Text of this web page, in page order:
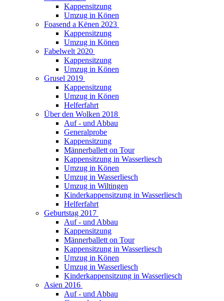
Kappensitzung
Umzug in Könen
Foasend a Kënen 2023
Kappensitzung
Umzug in Könen
Fabelwelt 2020
Kappensitzung
Umzug in Könen
Grusel 2019
Kappensitzung
Umzug in Könen
Helferfahrt
Über den Wolken 2018
Auf - und Abbau
Generalprobe
Kappensitzung
Männerballett on Tour
Kappensitzung in Wasserliesch
Umzug in Könen
Umzug in Wasserliesch
Umzug in Wiltingen
Kinderkappensitzung in Wasserliesch
Helferfahrt
Geburtstag 2017
Auf - und Abbau
Kappensitzung
Männerballett on Tour
Kappensitzung in Wasserliesch
Umzug in Könen
Umzug in Wasserliesch
Kinderkappensitzung in Wasserliesch
Asien 2016
Auf - und Abbau